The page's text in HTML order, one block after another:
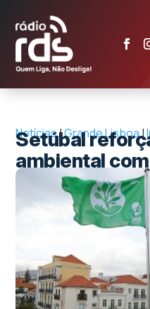
Notícias|Grande Lisboa|
Setúbal
ambiental
ECOXXI 2026